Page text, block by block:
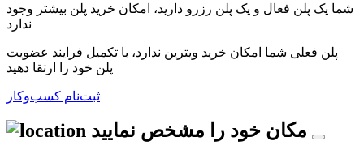
شما یک پلن فعال و یک پلن رزرو دارید، امکان خرید پلن بیشتر وجود
ندارد
پلن فعلی شما امکان خرید ویترین ندارد، با تکمیل فرایند عضویت
پلن خود را ارتقا دهید
ثبت‌نام کسب‌و‌کار
مکان خود را مشخص نمایید